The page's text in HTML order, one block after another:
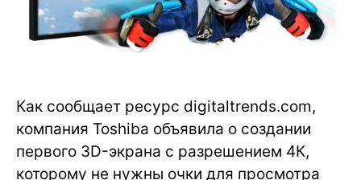
Как сообщает ресурс digitaltrends.com,
компания Toshiba объявила о создании
первого 3D-экрана с разрешением 4К,
которому не нужны очки для просмотра